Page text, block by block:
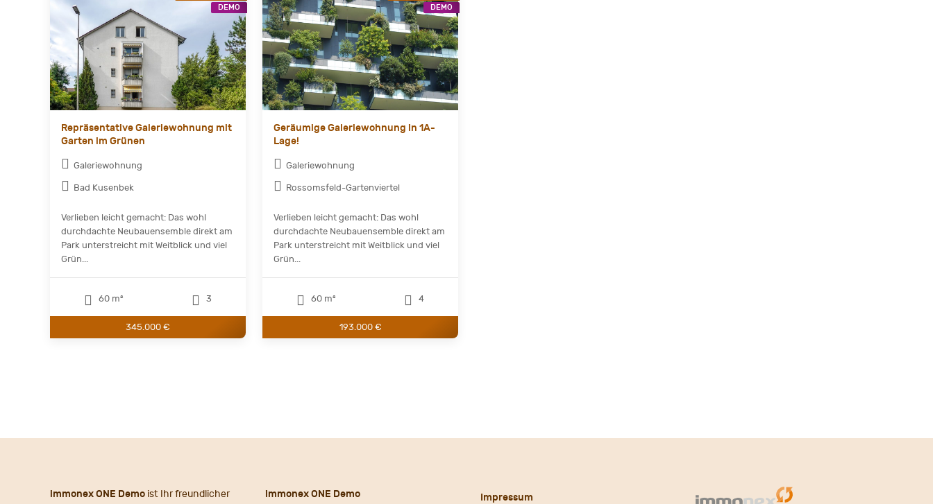
Repräsentative Galeriewohnung mit
Garten im Grünen
Galeriewohnung
Bad Kusenbek
Verlieben leicht gemacht: Das wohl
durchdachte Neubauensemble direkt am
Park unterstreicht mit Weitblick und viel
Grün...
60 m² 3
345.000 €
DEMO
Geräumige Galeriewohnung in 1A-
Lage!
Galeriewohnung
Rossomsfeld-Gartenviertel
Verlieben leicht gemacht: Das wohl
durchdachte Neubauensemble direkt am
Park unterstreicht mit Weitblick und viel
Grün...
60 m² 4
193.000 €
DEMO
immonex ONE Demo ist Ihr freundlicher
immonex ONE Demo
Impressum